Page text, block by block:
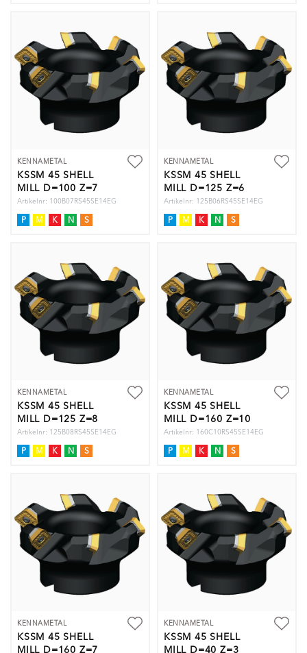
KENNAMETAL
KSSM 45 SHELL
MILL D=100 Z=7
Artikelnr: 100B07RS45SE14EG
P M K N S
KENNAMETAL
KSSM 45 SHELL
MILL D=125 Z=6
Artikelnr: 125B06RS45SE14EG
P M K N S
KENNAMETAL
KSSM 45 SHELL
MILL D=125 Z=8
Artikelnr: 125B08RS45SE14EG
P M K N S
KENNAMETAL
KSSM 45 SHELL
MILL D=160 Z=10
Artikelnr: 160C10RS45SE14EG
P M K N S
KENNAMETAL
KSSM 45 SHELL
MILL D=160 Z=7
KENNAMETAL
KSSM 45 SHELL
MILL D=40 Z=3